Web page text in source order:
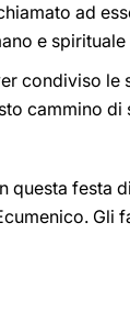
ad
e
condiviso
cammino di
questa festa
Gli